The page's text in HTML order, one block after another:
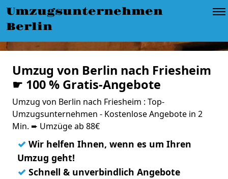
Umzugsunternehmen
Berlin
Umzug von Berlin nach Friesheim
☛ 100 % Gratis-Angebote
Umzug von Berlin nach Friesheim : Top-
Umzugsunternehmen - Kostenlose Angebote in 2
Min. ➨ Umzüge ab 88€
✓ Wir helfen Ihnen, wenn es um Ihren
Umzug geht!
✓ Schnell & unverbindlich Angebote